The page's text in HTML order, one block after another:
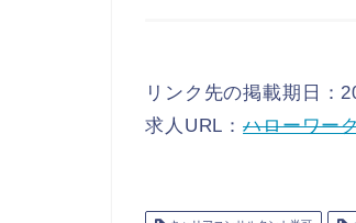
リンク先の掲載期日：
求人URL：ハローワー